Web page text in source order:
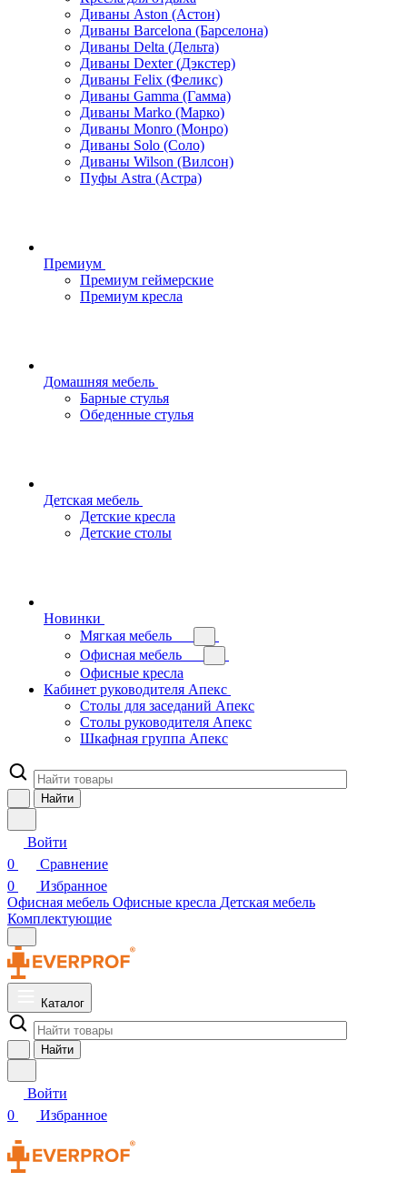
Диваны Aston (Астон)
Диваны Barcelona (Барселона)
Диваны Delta (Дельта)
Диваны Dexter (Дэкстер)
Диваны Felix (Феликс)
Диваны Gamma (Гамма)
Диваны Marko (Марко)
Диваны Monro (Монро)
Диваны Solo (Соло)
Диваны Wilson (Вилсон)
Пуфы Astra (Астра)
Премиум
Премиум геймерские
Премиум кресла
Домашняя мебель
Барные стулья
Обеденные стулья
Детская мебель
Детские кресла
Детские столы
Новинки
Мягкая мебель
Офисная мебель
Офисные кресла
Кабинет руководителя Апекс
Столы для заседаний Апекс
Столы руководителя Апекс
Шкафная группа Апекс
Найти
Войти
0
Сравнение
0
Избранное
Офисная мебель Офисные кресла Детская мебель
Комплектующие
Каталог
Найти
Войти
0
Избранное